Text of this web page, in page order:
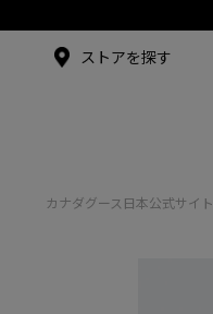
アンバサダー
ストアを探す
カナダグース日本公式サイト